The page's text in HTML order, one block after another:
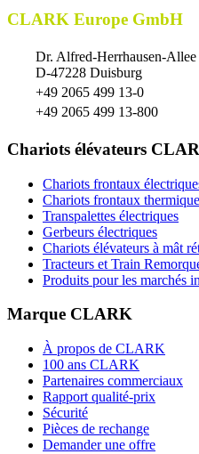
CLARK Europe GmbH
Dr. Alfred-Herrhausen-Allee
D-47228 Duisburg
+49 2065 499 13-0
+49 2065 499 13-800
Chariots élévateurs
Chariots frontaux
Chariots frontaux
Transpalettes électriques
Gerbeurs électriques
Chariots élévateurs à mât
Tracteurs et Train
Produits pour les marchés
Marque CLARK
À propos de CLARK
100 ans CLARK
Partenaires commerciaux
Rapport qualité-prix
Sécurité
Pièces de rechange
Demander une offre